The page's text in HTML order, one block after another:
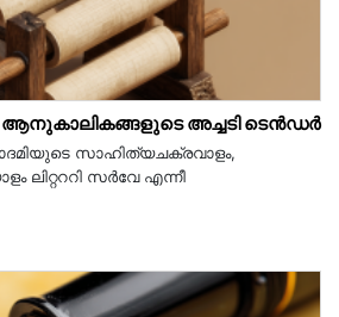
ആനുകാലികങ്ങളുടെ അച്ചടി ടെൻഡർ
സാഹിത്യചക്രവാളം,
ലിറ്റററി സർവേ എന്നീ